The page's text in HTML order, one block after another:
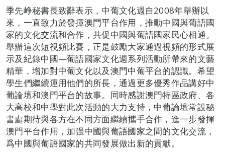
季先峥秘書長致辭表示，中葡文化週自2008年舉辦以
來，一直致力於發揮澳門平台作用，推動中國與葡語國
家的文化交流和合作，共促中國與葡語國家民心相通。
舉辦這次短視頻比賽，正是鼓勵大家通過視頻的形式展
示及紀錄中國—葡語國家文化週系列活動所帶來的文藝
精華，增加對中葡文化以及澳門中葡平台的認識。希望
學生們繼續運用他們的所長，通過更多優秀作品講好中
葡論壇和澳門平台的故事。同時感謝澳門特區政府、各
大高校和中學對此次活動的大力支持，中葡論壇常設秘
書處期待與各方在不同方面繼續攜手合作，進一步發揮
澳門平台作用，加强中國與葡語國家之間的文化交流，
爲中國與葡語國家的共同發展做出新的貢獻。